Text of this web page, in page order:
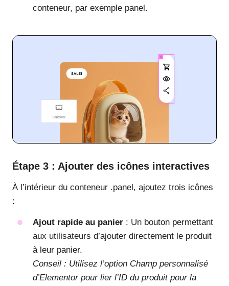
conteneur, par exemple panel.
Étape 3 : Ajouter des icônes interactives
À l’intérieur du conteneur .panel, ajoutez trois icônes
:
Ajout rapide au panier : Un bouton permettant
aux utilisateurs d’ajouter directement le produit
à leur panier.
Conseil : Utilisez l’option Champ personnalisé
d’Elementor pour lier l’ID du produit pour la